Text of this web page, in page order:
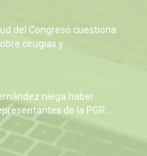
del Congreso cuestiona
cirugías y...
niega haber
de la PGR...